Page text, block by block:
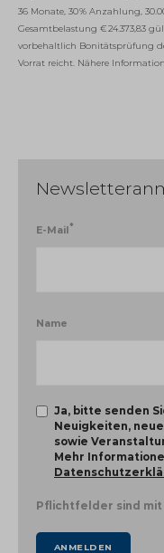
36 Monate, 30 % Anzahlung,
Gesamtbelastung € 24.373,83
vorbehaltlich Bonitätsprüfung
Vorrat reicht. Nähere
E-Mail *
Name
Ja, bitte senden
Neuigkeiten,
sowie
Mehr
Pflichtfelder sind mit
ANMELDEN